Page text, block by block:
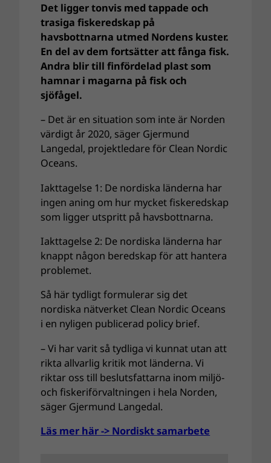
Det ligger tonvis med tappade och
trasiga fiskeredskap på
havsbottnarna utmed Nordens kuster.
En del av dem fortsätter att fånga fisk.
Andra blir till finfördelad plast som
hamnar i magarna på fisk och
sjöfågel.
– Det är en situation som inte är Norden
värdigt år 2020, säger Gjermund
Langedal, projektledare för Clean Nordic
Oceans.
Iakttagelse 1: De nordiska länderna har
ingen aning om hur mycket fiskeredskap
som ligger utspritt på havsbottnarna.
Iakttagelse 2: De nordiska länderna har
knappt någon beredskap för att hantera
problemet.
Så här tydligt formulerar sig det
nordiska nätverket Clean Nordic Oceans
i en nyligen publicerad policy brief.
– Vi har varit så tydliga vi kunnat utan att
rikta allvarlig kritik mot länderna. Vi
riktar oss till beslutsfattarna inom miljö-
och fiskeriförvaltningen i hela Norden,
säger Gjermund Langedal.
Läs mer här -> Nordiskt samarbete